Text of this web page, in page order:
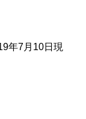
年7月10日現